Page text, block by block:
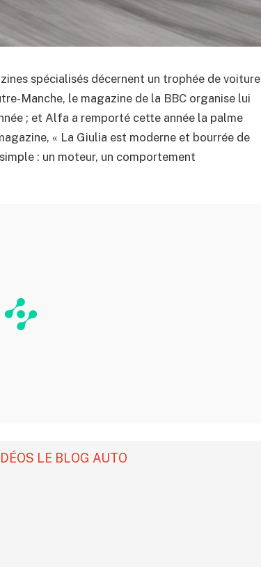
spécialisés décernent un trophée de voiture
Manche, le magazine de la BBC organise lui
; et Alfa a remporté cette année la palme
« La Giulia est moderne et bourrée de
: un moteur, un comportement
LE BLOG AUTO